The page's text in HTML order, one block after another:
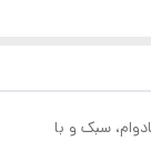
سبک و با